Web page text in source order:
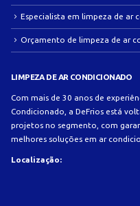
Especialista em limpeza de ar
Orçamento de limpeza de ar
LIMPEZA DE AR CONDICIONADO
Com mais de 30 anos de
Condicionado, a DeFrios está
projetos no segmento, com
melhores soluções em ar
Localização: